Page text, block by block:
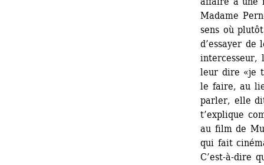
Madame
sens où
d’essayer
intercesseur,
leur dire «je
le faire, au
parler, elle
t’explique
au film de
qui fait
C’est-à-dire